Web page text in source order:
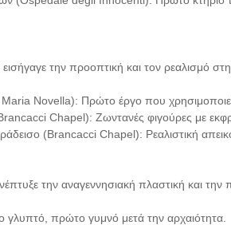
την προοπτική και τον ρεαλισμό στη
Novella): Πρώτο έργο που χρησιμοποιεί
Chapel): Ζωντανές φιγούρες με
(Brancacci Chapel): Ρεαλιστική
την αναγεννησιακή πλαστική και την
πρώτο γυμνό μετά την αρχαιότητα.